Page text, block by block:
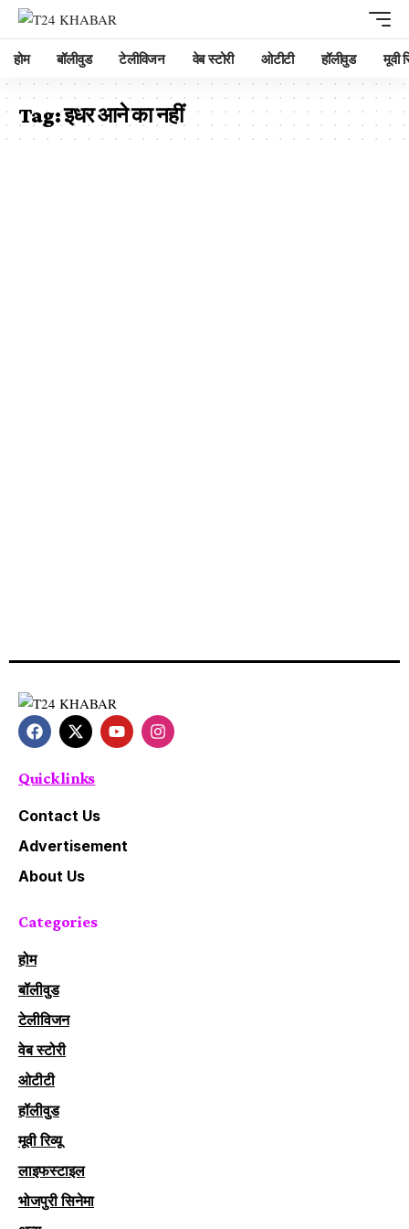
होम बॉलीवुड टेलीविजन वेब स्टोरी ओटीटी हॉलीवुड मूवी
Tag:इधर आने का नहीं
Quick links
Contact Us
Advertisement
About Us
Categories
होम
बॉलीवुड
टेलीविजन
वेब स्टोरी
ओटीटी
हॉलीवुड
मूवी रिव्यू
लाइफस्टाइल
भोजपुरी सिनेमा